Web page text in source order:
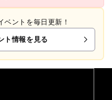
ベントを毎日更新！
ト情報を見る